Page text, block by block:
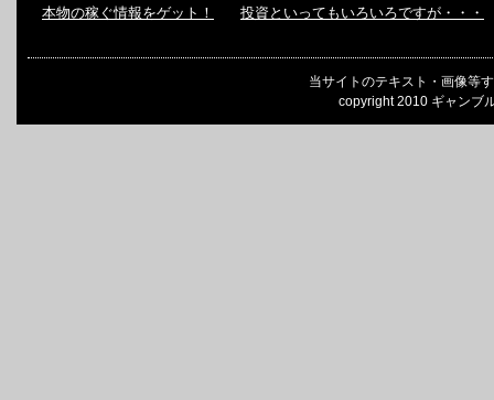
本物の稼ぐ情報をゲット！ 投資といってもいろいろですが・・・
当サイトのテキスト・画像等
copyright 2010 ギャンブ